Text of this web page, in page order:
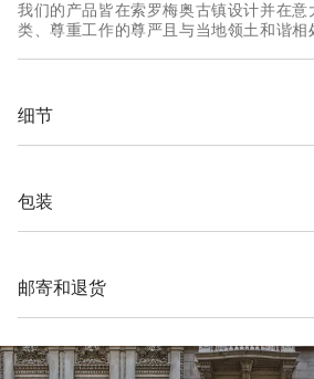
我们的产品皆在索罗梅奥古镇设计并在意
类、尊重工作的尊严且与当地领土和谐相
细节
真皮
包装
料制作，整个包装设计基于自立结构，
并可平整存放在非常小的空间。
邮寄和退货
我们所有服装的寄送都是免费的。全球